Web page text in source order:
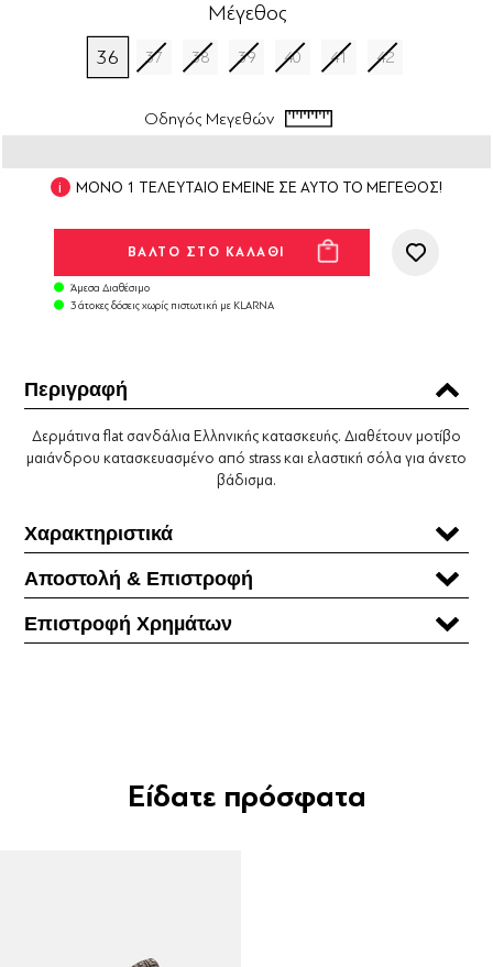
Μέγεθος
36 37 38 39 40 41 42
Οδηγός Μεγεθών
ΜΟΝΟ 1 ΤΕΛΕΥΤΑΙΟ ΕΜΕΙΝΕ ΣΕ ΑΥΤΟ ΤΟ ΜΕΓΕΘΟΣ!
Άμεσα Διαθέσιμο
3 άτοκες δόσεις χωρίς πιστωτική με KLARNA
Περιγραφή
Δερμάτινα flat σανδάλια Ελληνικής κατασκευής. Διαθέτουν μοτίβο
μαιάνδρου κατασκευασμένο από strass και ελαστική σόλα για άνετο
βάδισμα.
Χαρακτηριστικά
Αποστολή & Επιστροφή
Επιστροφή Χρηµάτων
Είδατε πρόσφατα